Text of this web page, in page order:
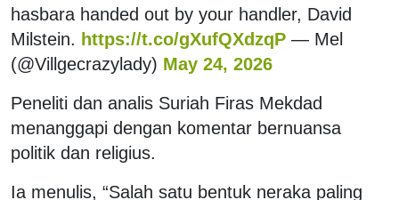
hasbara handed out by your handler, David
Milstein. https://t.co/gXufQXdzqP — Mel
(@Villgecrazylady) May 24, 2026
Peneliti dan analis Suriah Firas Mekdad
menanggapi dengan komentar bernuansa
politik dan religius.
Ia menulis, “Salah satu bentuk neraka paling